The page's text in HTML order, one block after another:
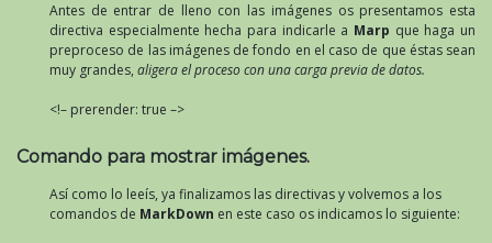
Antes de entrar de lleno con las imágenes os presentamos esta
directiva especialmente hecha para indicarle a Marp que haga un
preproceso de las imágenes de fondo en el caso de que éstas sean
muy grandes, aligera el proceso con una carga previa de datos.
<!– prerender: true –>
Comando para mostrar imágenes.
Así como lo leeís, ya finalizamos las directivas y volvemos a los
comandos de MarkDown en este caso os indicamos lo siguiente: